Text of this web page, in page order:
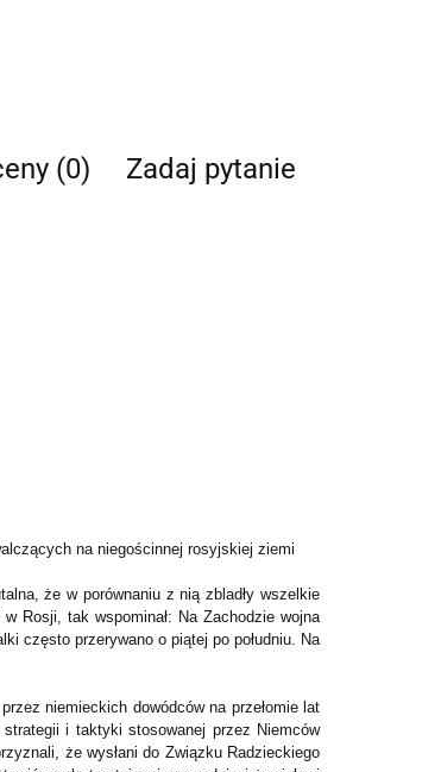
(0) Zadaj pytanie
na niegościnnej rosyjskiej ziemi
że w porównaniu z nią zbladły wszelkie
Rosji, tak wspominał: Na Zachodzie wojna
często przerywano o piątej po południu. Na
niemieckich dowódców na przełomie lat
i taktyki stosowanej przez Niemców
że wysłani do Związku Radzieckiego